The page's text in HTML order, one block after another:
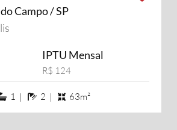
Campo / SP
IPTU Mensal
R$ 124
1 suítes
1 | 2 banheiros
2 | 63m²